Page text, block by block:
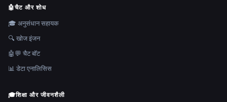
🤖चैट और शोध
🎓 अनुसंधान सहायक
🔍 खोज इंजन
🤖💬 चैट बॉट
📊 डेटा एनालिसिस
🎓शिक्षा और जीवनशैली